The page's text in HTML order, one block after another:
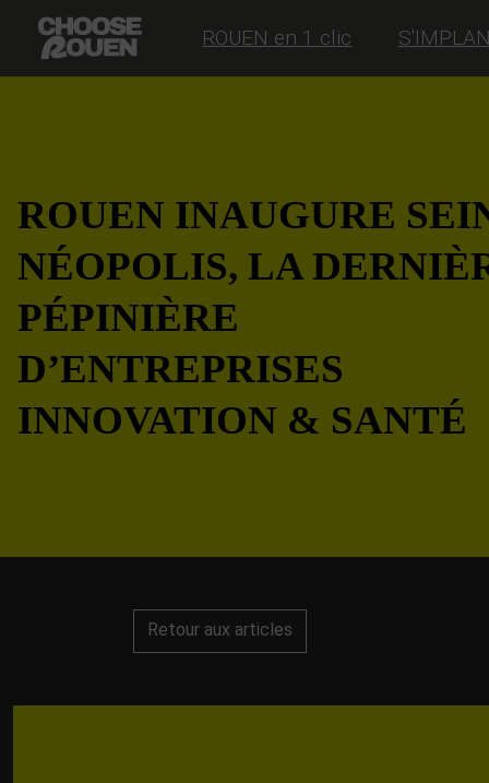
ROUEN en 1 clic
ROUEN INAUGURE
NÉOPOLIS, LA
PÉPINIÈRE
D’ENTREPRISES
INNOVATION & SANTÉ
Retour aux articles